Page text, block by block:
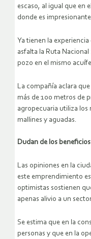
escaso, al igual que en
donde es
Ya tienen la
asfalta la Ruta
pozo en el mismo
La compañía aclara
más de 100 metros de
agropecuaria utiliza los
mallines y aguadas.
Dudan de los
Las opiniones en la
este emprendimiento
optimistas sostienen
apenas alivio a un
Se estima que en la
personas y que en la